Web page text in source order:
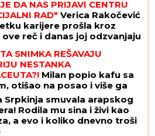
DA NAS PRIJAVI CENTRU
RAD" Verica Rakočević
karijere prošla kroz
reč i danas joj odzvanjaju
"Oduzeće vam decu"
SNIMKA REŠAVAJU
NESTANKA
Milan popio kafu sa
otišao na posao i više ga
VIDEO: Supruzi je poslao
(FOTO)
Srpkinja smuvala arapskog
Rodila mu sina i živi kao
a evo i koliko dnevno troši